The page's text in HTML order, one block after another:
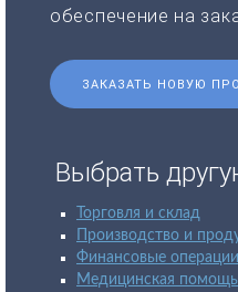
обеспечение на
ЗАКАЗАТЬ НОВУЮ
Выбрать
Торговля и склад
Производство и
Финансовые операции
Медицинская помощь